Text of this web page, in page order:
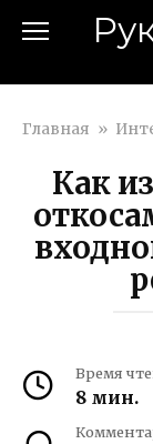
Главная »
Как
Время
8 мин.